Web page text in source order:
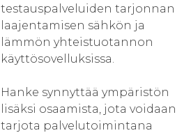
testauspalveluiden tarjonnan
laajentamisen sähkön ja
lämmön yhteistuotannon
käyttösovelluksissa.
Hanke synnyttää ympäristön
lisäksi osaamista, jota voidaan
tarjota palvelutoimintana